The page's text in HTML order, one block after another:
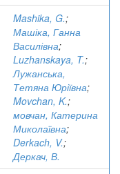
Mashika, G.;
Машіка, Ганна
Василівна;
Luzhanskaya, T.;
Лужанська,
Тетяна Юріївна;
Movchan, K.;
мовчан, Катерина
Миколаївна;
Derkach, V.;
Деркач, В.